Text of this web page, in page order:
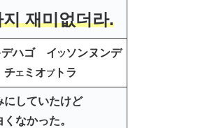
재미없더라.
ハゴ イツソンヌンデ
チエ ミオプトラ
にしていたけど
くなかった。